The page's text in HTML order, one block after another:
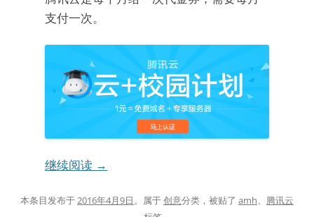
支付一次。
继续阅读 →
本条目发布于2016年4月9日。属于创意分类，被贴了 amh、 腾讯云